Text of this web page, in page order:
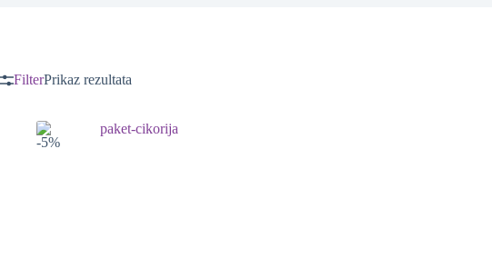
FilterPrikaz rezultata
-5%